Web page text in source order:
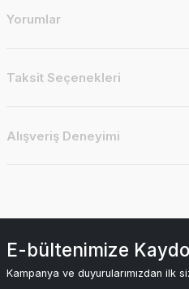
Yorumlar
Taksit Seçenekleri
Alışveriş Deneyimi
E-bültenimize
Kampanya ve duyurularımızdan ilk